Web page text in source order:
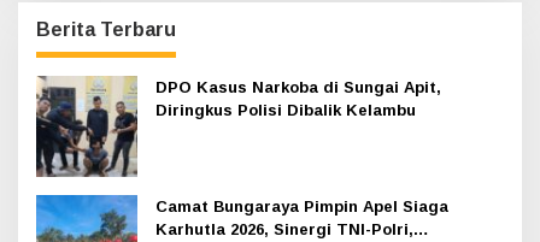
Berita Terbaru
DPO Kasus Narkoba di Sungai Apit,
Diringkus Polisi Dibalik Kelambu
Camat Bungaraya Pimpin Apel Siaga
Karhutla 2026, Sinergi TNI-Polri,